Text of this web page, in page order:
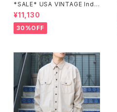
*SALE* USA VINTAGE Indi
go moon PATCHWORK EM
BROIDERY DESIGN JACKE
T/アメリカ古着パッチワーク刺
繍ジャケット
¥11,130
30%OFF